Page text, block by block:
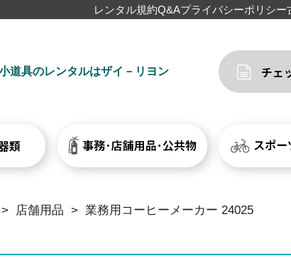
レンタル規約Q&Aプライバシーポリシー
道具のレンタルはザイ－リヨン
> 店舗用品 > 業務用コーヒーメーカー 24025